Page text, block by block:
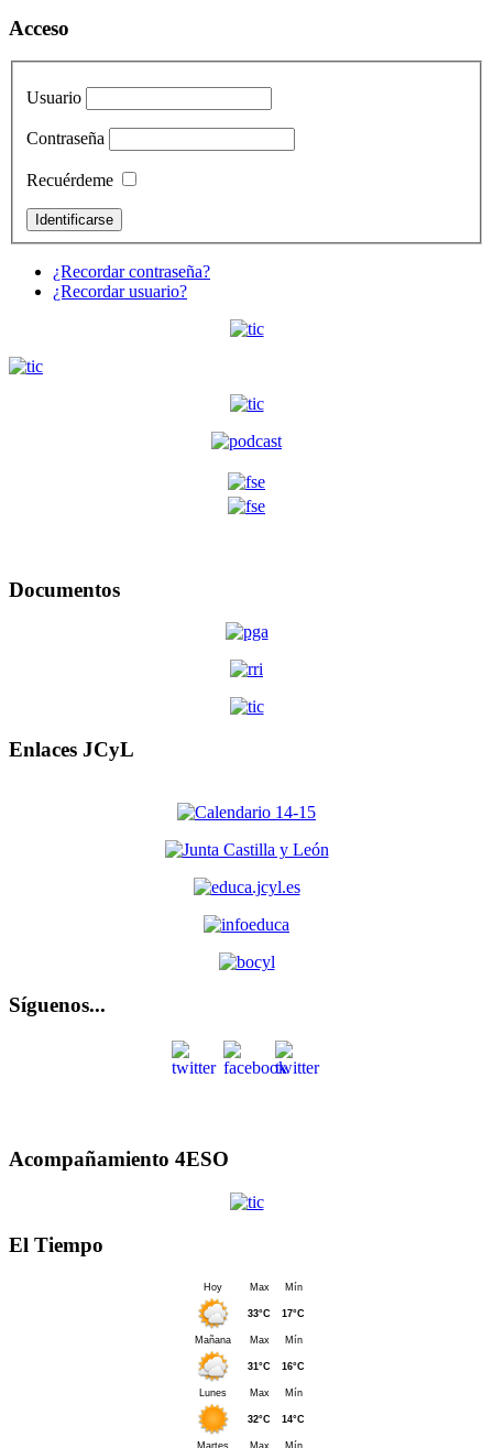
Acceso
Usuario
Contraseña
Recuérdeme
¿Recordar contraseña?
¿Recordar usuario?
Documentos
Enlaces JCyL
Síguenos...
Acompañamiento 4ESO
El Tiempo